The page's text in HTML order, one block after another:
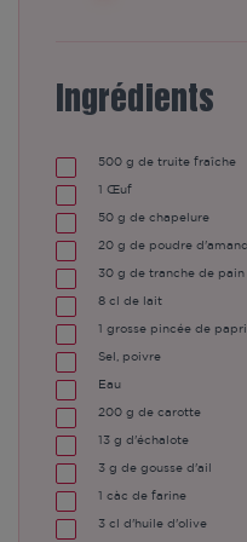
Ingrédients
500 g de truite fraîche
1 Œuf
50 g de chapelure
20 g de poudre
30 g de tranche de
8 cl de lait
1 grosse pincée de
Sel, poivre
Eau
200 g de carotte
13 g d'échalote
3 g de gousse d'ail
1 càc de farine
3 cl d'huile d'olive